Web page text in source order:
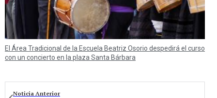
El Área Tradicional de la Escuela Beatriz Osorio despedirá el curso
con un concierto en la plaza Santa Bárbara
Noticia Anterior